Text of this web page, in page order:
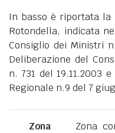
In basso è riportata la
Rotondella, indicata
Consiglio dei Ministri
Deliberazione del
n. 731 del 19.11.2003
Regionale n.9 del 7
Zona
Zona